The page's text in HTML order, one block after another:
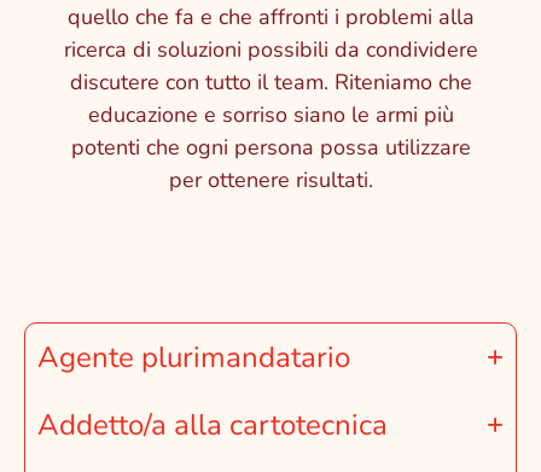
quello che fa e che affronti i problemi alla
ricerca di soluzioni possibili da condividere
discutere con tutto il team. Riteniamo che
educazione e sorriso siano le armi più
potenti che ogni persona possa utilizzare
per ottenere risultati.
Agente plurimandatario
Addetto/a alla cartotecnica